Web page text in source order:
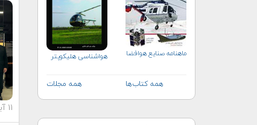
ماهنامه صنايع هوافضا هواشناسی هلیكوپتر
همه کتاب‌ها همه مجلات
۱۱ آبان ماه ۱۴۰۳